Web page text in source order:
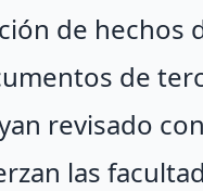
de
de
revisado
las